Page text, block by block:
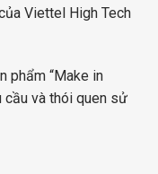
Viettel High Tech
phẩm “Make in
cầu và thói quen sử